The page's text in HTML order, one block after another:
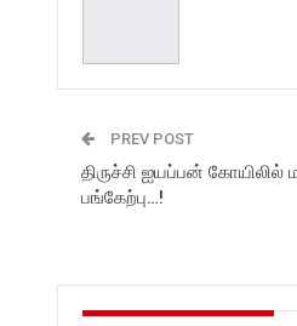
PREV POST
திருச்சி ஐயப்பன்
பங்கேற்பு…!